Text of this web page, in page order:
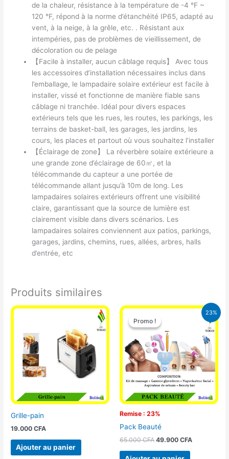
de la chaleur, résistance à la température de -4 °F ~
120 °F, répond à la norme d’étanchéité IP65, adapté au
vent, à la neige, à la grêle, etc. . Résistant aux
intempéries, pas de problèmes de vieillissement, de
décoloration ou de pelage
【Facile à installer, aucun câblage requis】 Avec tous
les accessoires d’installation nécessaires inclus dans
l’emballage, le lampadaire solaire extérieur est facile à
installer, vissé et fonctionne de manière fiable sans
câblage ni tranchée. Idéal pour divers espaces
extérieurs tels que les rues, les routes, les parkings, les
terrains de basket-ball, les garages, les jardins, les
cours, les places et partout où vous souhaitez l’installer
【Éclairage de zone】 La réverbère solaire extérieure a
une grande zone d’éclairage de 60㎡, et la
télécommande du capteur a une portée de
télécommande allant jusqu’à 10m de long. Les
lampadaires solaires extérieurs offrent une visibilité
claire, garantissant que la source de lumière est
clairement visible dans divers scénarios. Les
lampadaires solaires conviennent aux patios, parkings,
garages, jardins, chemins, rues, allées, arbres, halls
d’entrée, etc
Produits similaires
Grille-pain
19.000CFA
Ajouter au panier
23%
Promo !
Remise : 23%
Promo !
Pack Beauté
65.000CFA
Le
prix
initial
était :
65.000 CFA.
49.900 CFA
Le
prix
actuel
est :
49.900